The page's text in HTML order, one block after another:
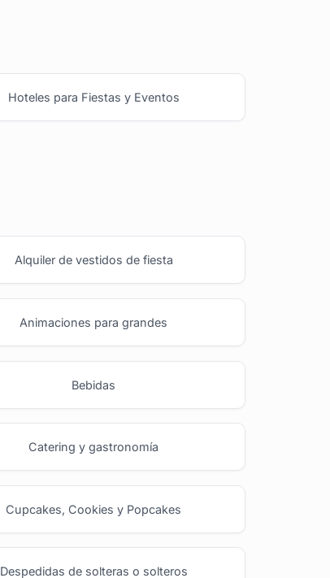
Hoteles para Fiestas y Eventos
Alquiler de vestidos de fiesta
Animaciones para grandes
Bebidas
Catering y gastronomía
Cupcakes, Cookies y Popcakes
Despedidas de solteras o solteros